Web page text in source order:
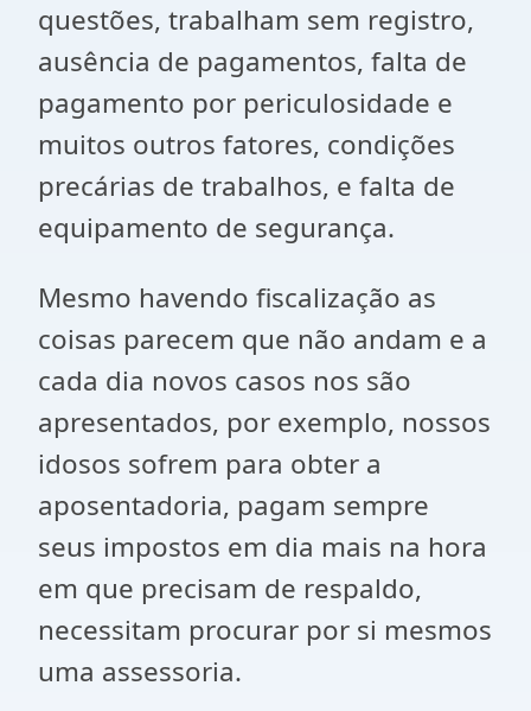
questões, trabalham sem registro,
ausência de pagamentos, falta de
pagamento por periculosidade e
muitos outros fatores, condições
precárias de trabalhos, e falta de
equipamento de segurança.
Mesmo havendo fiscalização as
coisas parecem que não andam e a
cada dia novos casos nos são
apresentados, por exemplo, nossos
idosos sofrem para obter a
aposentadoria, pagam sempre
seus impostos em dia mais na hora
em que precisam de respaldo,
necessitam procurar por si mesmos
uma assessoria.